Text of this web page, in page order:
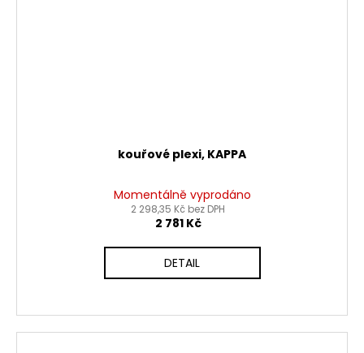
kouřové plexi, KAPPA
Momentálně vyprodáno
2 298,35 Kč bez DPH
2 781 Kč
DETAIL